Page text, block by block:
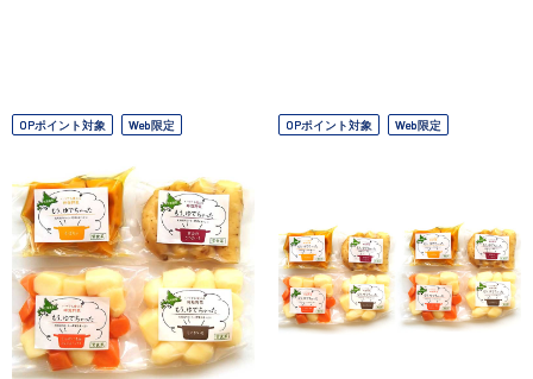
OPポイント対象 Web限定 OPポイント対象 Web限定